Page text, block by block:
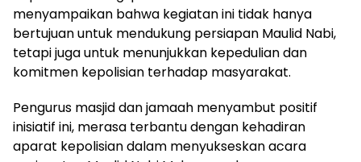
menyampaikan bahwa kegiatan ini tidak hanya
bertujuan untuk mendukung persiapan Maulid Nabi,
tetapi juga untuk menunjukkan kepedulian dan
komitmen kepolisian terhadap masyarakat.
Pengurus masjid dan jamaah menyambut positif
inisiatif ini, merasa terbantu dengan kehadiran
aparat kepolisian dalam menyukseskan acara